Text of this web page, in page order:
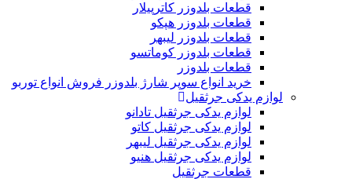
قطعات بلدوزر کاترپیلار
قطعات بلدوزر هپکو
قطعات بلدوزر لیبهر
قطعات بلدوزر کوماتسو
قطعات بلدوزر
خرید انواع سوپر شارژ بلدوزر فروش انواع توربو
لوازم یدکی جرثقیل
لوازم یدکی جرثقیل تادانو
لوازم یدکی جرثقیل کاتو
لوازم یدکی جرثقیل لیبهر
لوازم یدکی جرثقیل هنیو
قطعات جرثقیل